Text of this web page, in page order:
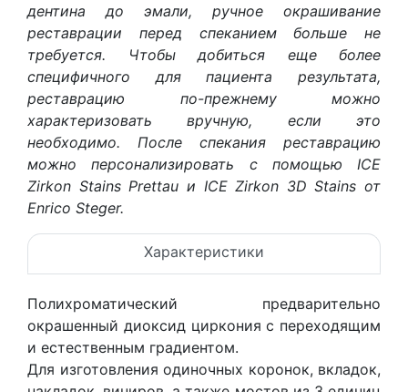
дентина до эмали, ручное окрашивание
реставрации перед спеканием больше не
требуется. Чтобы добиться еще более
специфичного для пациента результата,
реставрацию по-прежнему можно
характеризовать вручную, если это
необходимо. После спекания реставрацию
можно персонализировать с помощью ICE
Zirkon Stains Prettau и ICE Zirkon 3D Stains от
Enrico Steger.
Характеристики
Полихроматический предварительно
окрашенный диоксид циркония с переходящим
и естественным градиентом.
Для изготовления одиночных коронок, вкладок,